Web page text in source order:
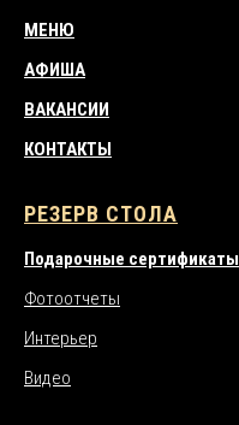
МЕНЮ
АФИША
ВАКАНСИИ
КОНТАКТЫ
РЕЗЕРВ СТОЛА
Подарочные сертификаты
Фотоотчеты
Интерьер
Видео